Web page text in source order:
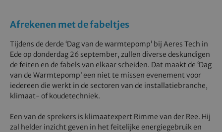
Afrekenen met de fabeltjes
Tijdens de derde ‘Dag van de warmtepomp’ bij Aeres Tech in
Ede op donderdag 26 september, zullen diverse deskundigen
de feiten en de fabels van elkaar scheiden. Dat maakt de ‘Dag
van de Warmtepomp’ een niet te missen evenement voor
iedereen die werkt in de sectoren van de installatiebranche,
klimaat- of koudetechniek.
Een van de sprekers is klimaatexpert Rimme van der Ree. Hij
zal helder inzicht geven in het feitelijke energiegebruik en